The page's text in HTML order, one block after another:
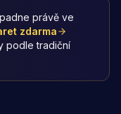
právě ve
zdarma
podle tradiční